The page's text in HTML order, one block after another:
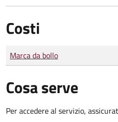
Costi
Tipo di pagamento
Importo
Marca da bollo
Cosa serve
Per accedere al servizio,